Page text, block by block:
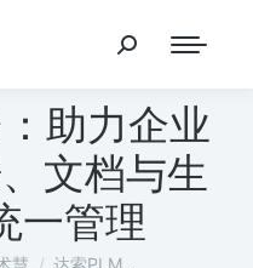
助力企业
文档与生
一管理
慧 达索PLM…